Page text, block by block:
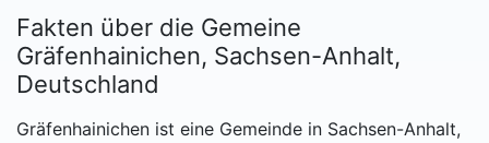
Fakten über die Gemeine
Gräfenhainichen, Sachsen-Anhalt,
Deutschland
Gräfenhainichen ist eine Gemeinde in Sachsen-Anhalt,